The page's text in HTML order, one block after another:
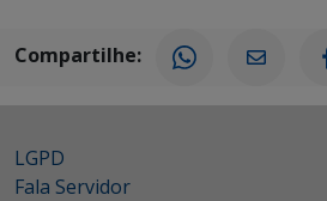
Compartilhe:
LGPD
Fala Servidor